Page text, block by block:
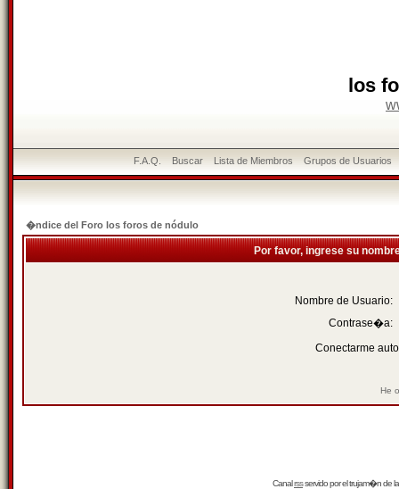
los
F.A.Q. Buscar Lista de Miembros Grupos de Usuarios
�ndice del Foro los foros de nódulo
Por favor, ingrese su
Nombre de Usuario:
Contrase�a:
Conectarme
He
Canalrssservido por eltrujam�nde